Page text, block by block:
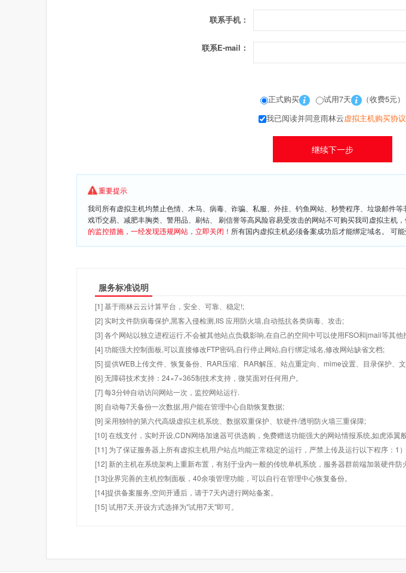
联系手机：
联系E-mail：
正式购买 试用7天
（收费5元）
我已阅读并同意雨林云虚拟主机购买协议
重要提示
我司所有虚拟主机均禁止色情、木马、病毒、诈骗、私服、外挂、钓鱼网站、秒赞程序、垃圾邮件
戏币交易、减肥丰胸类、警用品、刷钻、 刷信誉等高风险容易受攻击的网站不可购买我司虚拟主机
的监控措施，一经发现违规网站，立即关闭！ 所有国内虚拟主机必须备案成功后才能绑定域名。 可
服务标准说明
[1] 基于雨林云云计算平台，安全、可靠、稳定!;
[2] 实时文件防病毒保护,黑客入侵检测,IIS 应用防火墙,自动抵抗各类病毒、攻击;
[3] 各个网站以独立进程运行,不会被其他站点负载影响,在自己的空间中可以使用FSO和jmail等其他
[4] 功能强大控制面板,可以直接修改FTP密码,自行停止网站,自行绑定域名,修改网站缺省文档;
[5] 提供WEB上传文件、恢复备份、RAR压缩、RAR解压、站点重定向、mime设置、目录保护
[6] 无障碍技术支持：24×7×365制技术支持，微笑面对任何用户。
[7] 每3分钟自动访问网站一次，监控网站运行.
[8] 自动每7天备份一次数据,用户能在管理中心自助恢复数据;
[9] 采用独特的第六代高级虚拟主机系统、数据双重保护、软硬件/透明防火墙三重保障;
[10] 在线支付，实时开设,CDN网络加速器可供选购，免费赠送功能强大的网站情报系统,如虎添翼
[11] 为了保证服务器上所有虚拟主机用户站点均能正常稳定的运行，严禁上传及运行以下程序：1
[12] 新的主机在系统架构上重新布置，有别于业内一般的传统单机系统，服务器群前端加装硬件
[13]业界完善的主机控制面板，40余项管理功能，可以自行在管理中心恢复备份。
[14]提供备案服务,空间开通后，请于7天内进行网站备案。
[15] 试用7天.开设方式选择为"试用7天"即可。